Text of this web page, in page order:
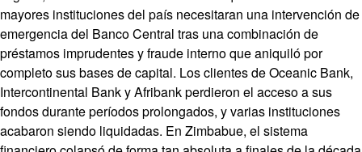
mayores instituciones del país necesitaran una intervención de
emergencia del Banco Central tras una combinación de
préstamos imprudentes y fraude interno que aniquiló por
completo sus bases de capital. Los clientes de Oceanic Bank,
Intercontinental Bank y Afribank perdieron el acceso a sus
fondos durante períodos prolongados, y varias instituciones
acabaron siendo liquidadas. En Zimbabue, el sistema